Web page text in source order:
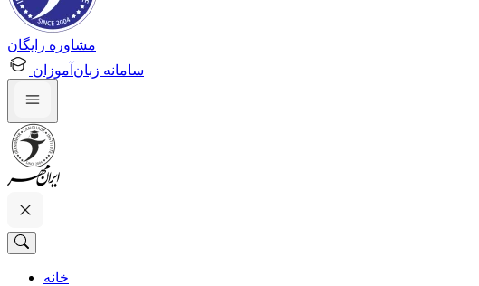
مشاوره رایگان
سامانه زبان‌آموزان
خانه